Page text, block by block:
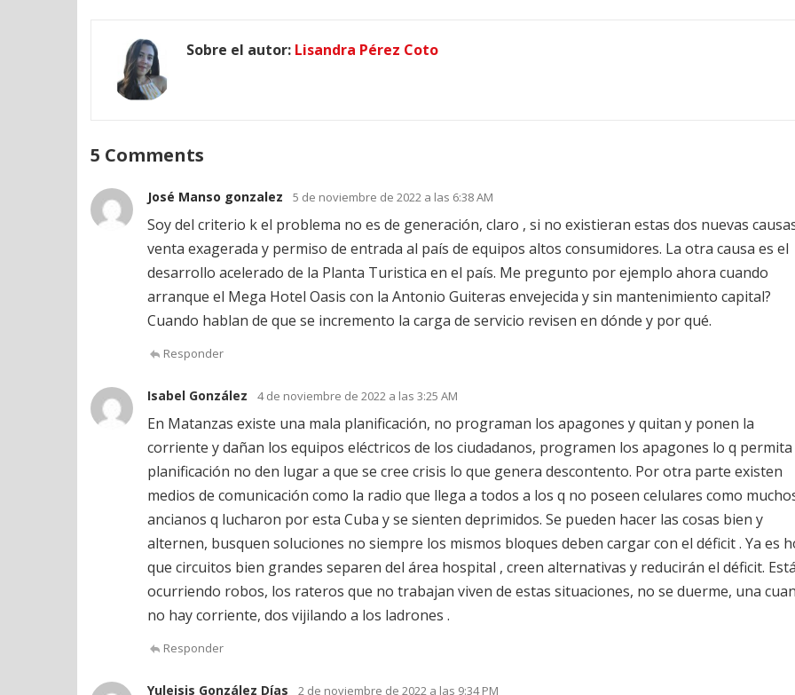
Sobre el autor: Lisandra Pérez Coto
5 Comments
José Manso gonzalez 5 de noviembre de 2022 a las 6:38 AM
Soy del criterio k el problema no es de generación, claro , si no existieran estas dos nuevas
venta exagerada y permiso de entrada al país de equipos altos consumidores. La otra causa es el
desarrollo acelerado de la Planta Turistica en el país. Me pregunto por ejemplo ahora cuando
arranque el Mega Hotel Oasis con la Antonio Guiteras envejecida y sin mantenimiento capital?
Cuando hablan de que se incremento la carga de servicio revisen en dónde y por qué.
Responder
Isabel González 4 de noviembre de 2022 a las 3:25 AM
En Matanzas existe una mala planificación, no programan los apagones y quitan y ponen la
corriente y dañan los equipos eléctricos de los ciudadanos, programen los apagones lo q permita
planificación no den lugar a que se cree crisis lo que genera descontento. Por otra parte existen
medios de comunicación como la radio que llega a todos a los q no poseen celulares como
ancianos q lucharon por esta Cuba y se sienten deprimidos. Se pueden hacer las cosas bien y
alternen, busquen soluciones no siempre los mismos bloques deben cargar con el déficit . Ya es
que circuitos bien grandes separen del área hospital , creen alternativas y reducirán el déficit.
ocurriendo robos, los rateros que no trabajan viven de estas situaciones, no se duerme, una
no hay corriente, dos vijilando a los ladrones .
Responder
Yuleisis González Días 2 de noviembre de 2022 a las 9:34 PM